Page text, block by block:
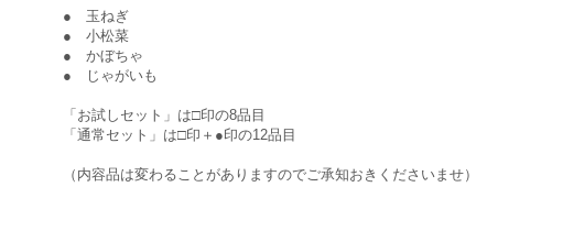
● 玉ねぎ
● 小松菜
● かぼちゃ
● じゃがいも
「お試しセット」は□印の8品目
「通常セット」は□印＋●印の12品目
（内容品は変わることがありますのでご承知おきくださいませ）